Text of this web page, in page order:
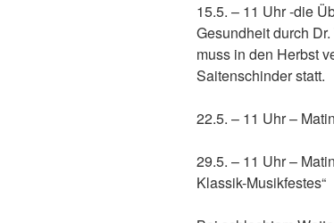
15.5. – 11 Uhr -die
Gesundheit durch
muss in den Herbst
Saitenschinder statt.
22.5. – 11 Uhr –
29.5. – 11 Uhr –
Klassik-Musikfestes“